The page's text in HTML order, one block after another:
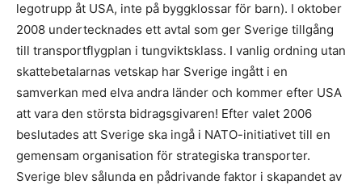
legotrupp åt USA, inte på byggklossar för barn). I oktober
2008 undertecknades ett avtal som ger Sverige tillgång
till transportflygplan i tungviktsklass. I vanlig ordning utan
skattebetalarnas vetskap har Sverige ingått i en
samverkan med elva andra länder och kommer efter USA
att vara den största bidragsgivaren! Efter valet 2006
beslutades att Sverige ska ingå i NATO-initiativet till en
gemensam organisation för strategiska transporter.
Sverige blev sålunda en pådrivande faktor i skapandet av